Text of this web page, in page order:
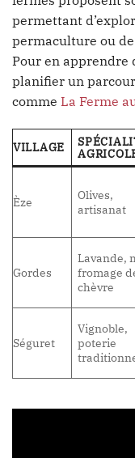
permettant
permaculture ou
Pour en apprendre
planifier un
comme La Ferme
VILLAGE
Èze
Olives,
artisanat
Gordes
Lavande,
fromage
chèvre
Séguret
Vignoble,
poterie